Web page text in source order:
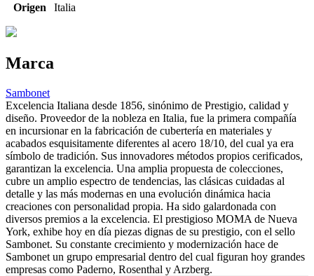
Origen
Italia
Marca
Sambonet
Excelencia Italiana desde 1856, sinónimo de Prestigio, calidad y
diseño. Proveedor de la nobleza en Italia, fue la primera compañía
en incursionar en la fabricación de cubertería en materiales y
acabados esquisitamente diferentes al acero 18/10, del cual ya era
símbolo de tradición. Sus innovadores métodos propios cerificados,
garantizan la excelencia. Una amplia propuesta de colecciones,
cubre un amplio espectro de tendencias, las clásicas cuidadas al
detalle y las más modernas en una evolución dinámica hacia
creaciones con personalidad propia. Ha sido galardonada con
diversos premios a la excelencia. El prestigioso MOMA de Nueva
York, exhibe hoy en día piezas dignas de su prestigio, con el sello
Sambonet. Su constante crecimiento y modernización hace de
Sambonet un grupo empresarial dentro del cual figuran hoy grandes
empresas como Paderno, Rosenthal y Arzberg.